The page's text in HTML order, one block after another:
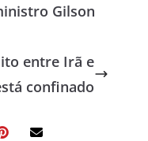
Gilson
entre Irã e
confinado